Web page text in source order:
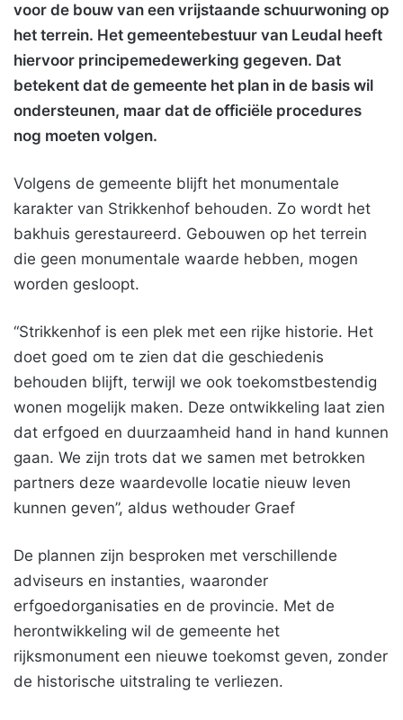
voor de bouw van een vrijstaande schuurwoning op
het terrein. Het gemeentebestuur van Leudal heeft
hiervoor principemedewerking gegeven. Dat
betekent dat de gemeente het plan in de basis wil
ondersteunen, maar dat de officiële procedures
nog moeten volgen.
Volgens de gemeente blijft het monumentale
karakter van Strikkenhof behouden. Zo wordt het
bakhuis gerestaureerd. Gebouwen op het terrein
die geen monumentale waarde hebben, mogen
worden gesloopt.
“Strikkenhof is een plek met een rijke historie. Het
doet goed om te zien dat die geschiedenis
behouden blijft, terwijl we ook toekomstbestendig
wonen mogelijk maken. Deze ontwikkeling laat zien
dat erfgoed en duurzaamheid hand in hand kunnen
gaan. We zijn trots dat we samen met betrokken
partners deze waardevolle locatie nieuw leven
kunnen geven”, aldus wethouder Graef
De plannen zijn besproken met verschillende
adviseurs en instanties, waaronder
erfgoedorganisaties en de provincie. Met de
herontwikkeling wil de gemeente het
rijksmonument een nieuwe toekomst geven, zonder
de historische uitstraling te verliezen.